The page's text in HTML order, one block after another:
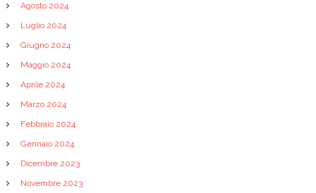
Agosto 2024
Luglio 2024
Giugno 2024
Maggio 2024
Aprile 2024
Marzo 2024
Febbraio 2024
Gennaio 2024
Dicembre 2023
Novembre 2023